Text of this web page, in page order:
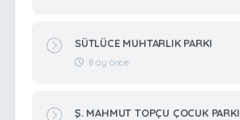
SÜTLÜCE MUHTARLIK PARKI
8 ay önce
Ş. MAHMUT TOPÇU ÇOCUK PARKI